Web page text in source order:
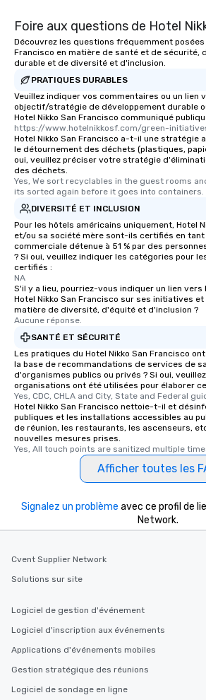
Foire aux questions de Hotel
Découvrez les questions fréquemment posées
Francisco en matière de santé et de sécurité,
durable et de diversité et d'inclusion.
PRATIQUES DURABLES
Veuillez indiquer vos commentaires ou un lien
objectif/stratégie de développement durable
Hotel Nikko San Francisco communiqué
https://www.hotelnikkosf.com/green-
Hotel Nikko San Francisco a-t-il une stratégie
le détournement des déchets (plastiques,
oui, veuillez préciser votre stratégie
des déchets.
Yes, We sort recyclables in the guest rooms
its sorted again before it goes into containers.
DIVERSITÉ ET INCLUSION
Pour les hôtels américains uniquement, Hotel
et/ou sa société mère sont-ils certifiés en
commerciale détenue à 51 % par des
? Si oui, veuillez indiquer les catégories pour
certifiés :
NA
S'il y a lieu, pourriez-vous indiquer un lien vers
Hotel Nikko San Francisco sur ses initiatives
matière de diversité, d'équité et d'inclusion ?
Aucune réponse.
SANTÉ ET SÉCURITÉ
Les pratiques du Hotel Nikko San Francisco
la base de recommandations de services de
d'organismes publics ou privés ? Si oui,
organisations ont été utilisées pour élaborer
Yes, CDC, CHLA and City, State and Federal
Hotel Nikko San Francisco nettoie-t-il et
publiques et les installations accessibles au
de réunion, les restaurants, les ascenseurs,
nouvelles mesures prises.
Yes, All touch points are sanitized multiple
Afficher toutes les
Signalez un problème avec ce profil de
Network.
Cvent Supplier Network
Solutions sur site
Logiciel de gestion d'événement
Logiciel d'inscription aux événements
Applications d'événements mobiles
Gestion stratégique des réunions
Logiciel de sondage en ligne